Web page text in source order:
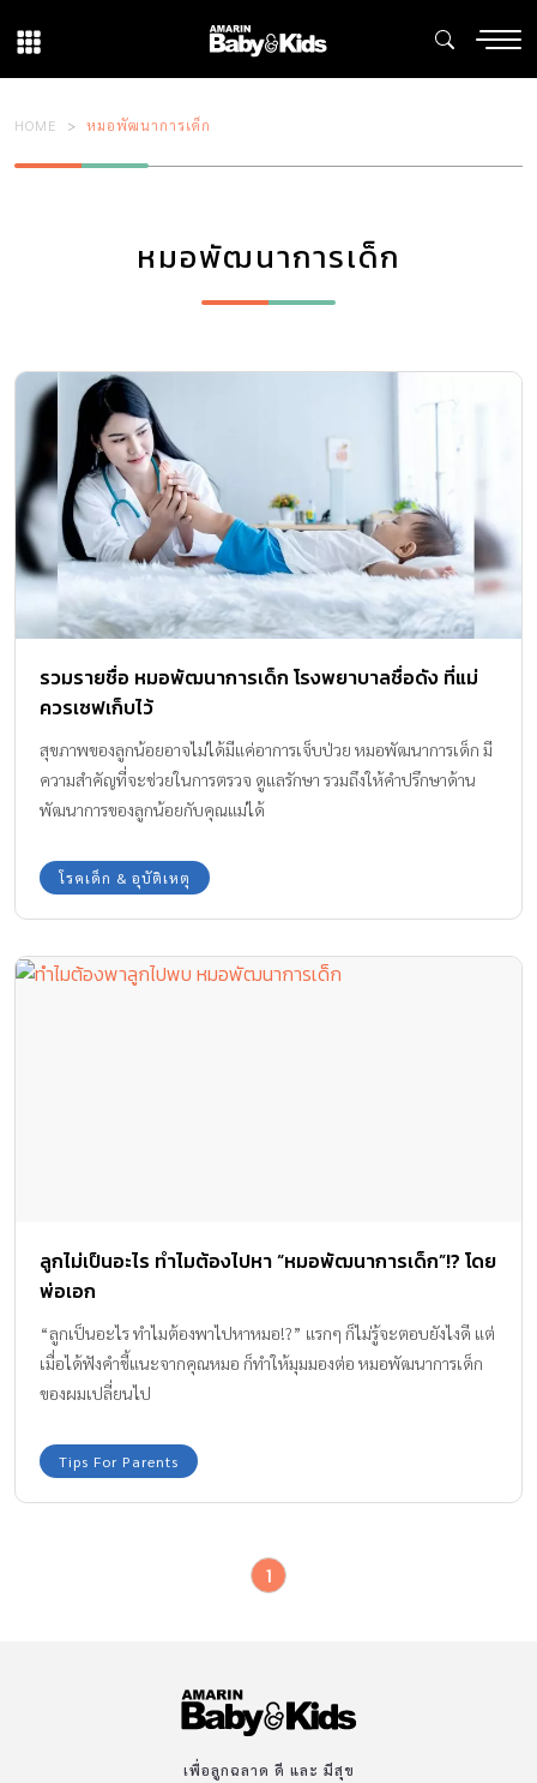
HOME หมอพัฒนาการเด็ก
หมอพัฒนาการเด็ก
รวมรายชื่อ หมอพัฒนาการเด็ก โรงพยาบาลชื่อดัง ที่แม่
ควรเซฟเก็บไว้
สุขภาพของลูกน้อยอาจไม่ได้มีแค่อาการเจ็บป่วย หมอพัฒนาการเด็ก มี
ความสำคัญที่จะช่วยในการตรวจ ดูแลรักษา รวมถึงให้คำปรึกษาด้าน
พัฒนาการของลูกน้อยกับคุณแม่ได้
โรคเด็ก & อุบัติเหตุ
ลูกไม่เป็นอะไร ทำไมต้องไปหา “หมอพัฒนาการเด็ก”!? โดย
พ่อเอก
“ลูกเป็นอะไร ทำไมต้องพาไปหาหมอ!?” แรกๆ ก็ไม่รู้จะตอบยังไงดี แต่
เมื่อได้ฟังคำชี้แนะจากคุณหมอ ก็ทำให้มุมมองต่อ หมอพัฒนาการเด็ก
ของผมเปลี่ยนไป
Tips For Parents
1
เพื่อลูกฉลาด ดี และ มีสุข